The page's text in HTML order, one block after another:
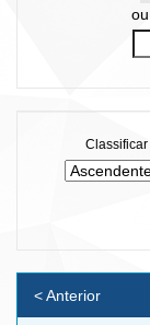
Classificar
< Anterior